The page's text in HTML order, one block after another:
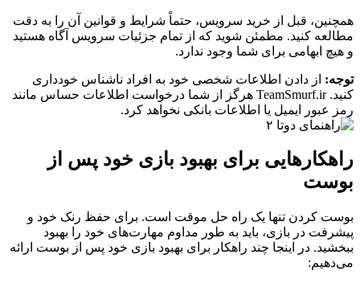
همچنین، قبل از خرید سرویس، حتماً شرایط و قوانین آن را به دقت
مطالعه کنید. مطمئن شوید که از تمام جزئیات سرویس آگاه هستید
و هیچ ابهامی برای شما وجود ندارد.
توجه: از دادن اطلاعات شخصی خود به افراد ناشناس خودداری
کنید. TeamSmurf.ir هرگز از شما درخواست اطلاعات حساس مانند
رمز عبور ایمیل یا اطلاعات بانکی نخواهد کرد.
راهکارهایی برای بهبود بازی خود پس از
بوست
بوست کردن تنها یک راه حل موقت است. برای حفظ رنک خود و
پیشرفت در بازی، باید به طور مداوم مهارت‌های خود را بهبود
ببخشید. در اینجا چند راهکار برای بهبود بازی خود پس از بوست ارائه
می‌دهیم: